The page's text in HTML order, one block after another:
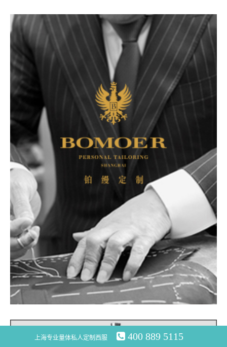
上海专业量体私人定制西服 400 889 5115